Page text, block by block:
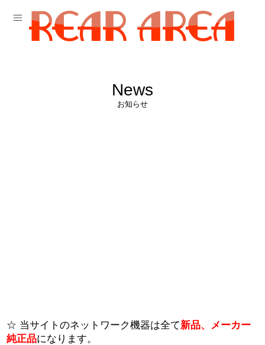
News
お知らせ
☆ 当サイトのネットワーク機器は全て新品、メーカー
純正品になります。